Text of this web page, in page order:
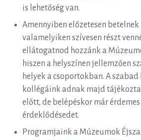
is lehetőség van.
Amennyiben előzetesen
valamelyiken szívesen részt
ellátogatnod hozzánk a
hiszen a helyszínen jellemzően
helyek a csoportokban. A szabad
kollégáink adnak majd
előtt, de belépéskor már
érdeklődésedet.
Programjaink a Múzeumok